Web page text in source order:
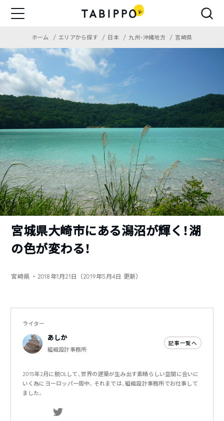
ホーム エリアから探す 日本 九州・沖縄地方 宮崎県
宮城県大崎市にある潟沼が輝く！湖
の色が変わる！
宮崎県 ・2018年1月21日（2019年5月4日 更新）
ライター
あしか
組織設計事務所
記事一覧へ
2015年2月に脱OLして、世界の建築が生み出す素晴らしい空間に会いに
いく為にヨーロッパ一周中。それまでは、組織設計事務所でお仕事して
ました。